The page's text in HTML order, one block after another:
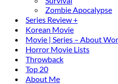
Zombie Apocalypse
Series Review +
Korean Movie
Movie | Series – About
Horror Movie Lists
Throwback
Top 20
About Me